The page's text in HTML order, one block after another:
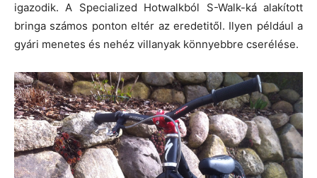
igazodik. A Specialized Hotwalkból S-Walk-ká alakított
bringa számos ponton eltér az eredetitől. Ilyen például a
gyári menetes és nehéz villanyak könnyebbre cserélése.